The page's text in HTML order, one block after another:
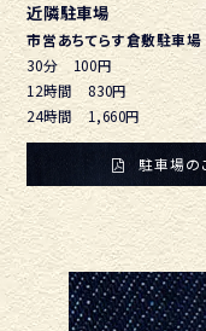
近隣駐車場
市営あちてらす倉敷駐車場
30分 100円
12時間 830円
24時間 1,660円
駐車場の